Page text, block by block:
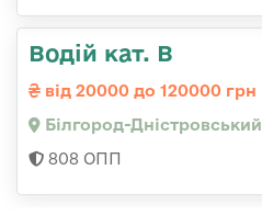
Водій кат. В
від 20000 до 120000 грн
Білгород-Дністровський
808 ОПП